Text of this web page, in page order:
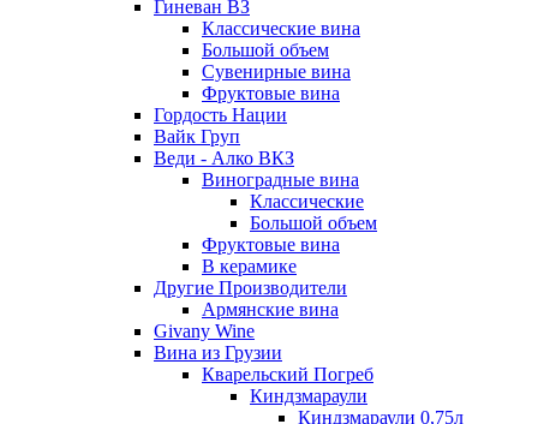
Гиневан ВЗ
Классические вина
Большой объем
Сувенирные вина
Фруктовые вина
Гордость Нации
Вайк Груп
Веди - Алко ВКЗ
Виноградные вина
Классические
Большой объем
Фруктовые вина
В керамике
Другие Производители
Армянские вина
Givany Wine
Вина из Грузии
Кварельский Погреб
Киндзмараули
Киндзмараули 0,75л